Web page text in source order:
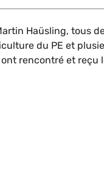
Haüsling, tous
du PE et
rencontré et reçu